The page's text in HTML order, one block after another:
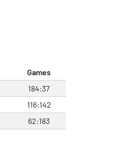
Games
184:37
116:142
62:183